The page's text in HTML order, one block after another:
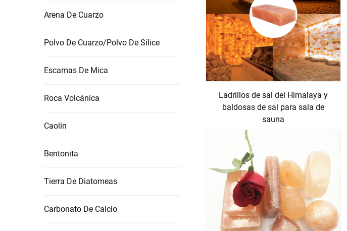
El Producto de Sal del Himalaya posee propiedades físicas estables que lo
excelente capacidad de retención de calor, lo que lo hace adecuado para su
de Sal del Himalaya libera sus minerales lentamente, infundiendo los alimentos
Producto de Sal del Himalaya tiene buena higroscopicidad, es decir, puede
cuando se utiliza en lámparas de sal, ya que atrae y atrapa la humedad y las
estables del Producto de Sal del Himalaya garantizan su fiabilidad y eficacia en
El Producto de Sal del Himalaya es un producto ecológico y sostenible. La
tradicionales y responsables que minimizan el impacto en el ecosistema
consumen grandes cantidades de energía y causan contaminación, la
Además, los yacimientos de sal en el Himalaya son vastos, lo que garantiza un
Producto de Sal del Himalaya no solo beneficia la salud personal, sino que
elección responsable tanto para los consumidores como para el planeta.
Arena De Cuarzo
Polvo De Cuarzo/Polvo De Sílice
Escamas De Mica
Roca Volcánica
Caolín
Bentonita
Tierra De Diatomeas
Carbonato De Calcio
Ladrillos de sal del Himalaya y
baldosas de sal para sala de
sauna